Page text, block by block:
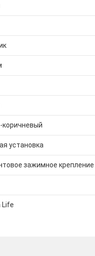
коричневый
установка
зажимное крепление
Life